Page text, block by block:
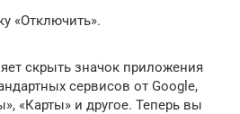
«Отключить».
скрыть значок приложения
сервисов от Google,
«Карты» и другое. Теперь вы